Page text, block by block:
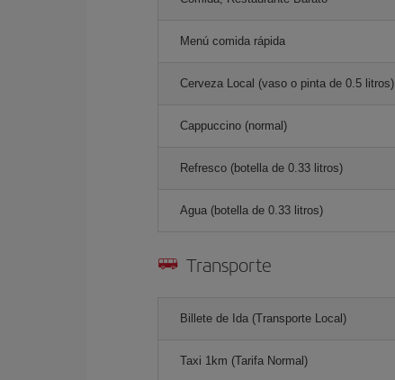
Menú comida rápida
Cerveza Local (vaso o pinta de 0.5 litros)
Cappuccino (normal)
Refresco (botella de 0.33 litros)
Agua (botella de 0.33 litros)
Transporte
Billete de Ida (Transporte Local)
Taxi 1km (Tarifa Normal)